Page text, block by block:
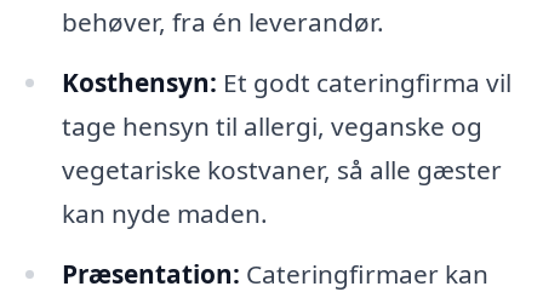
behøver, fra én leverandør.
Kosthensyn: Et godt cateringfirma vil
tage hensyn til allergi, veganske og
vegetariske kostvaner, så alle gæster
kan nyde maden.
Præsentation: Cateringfirmaer kan